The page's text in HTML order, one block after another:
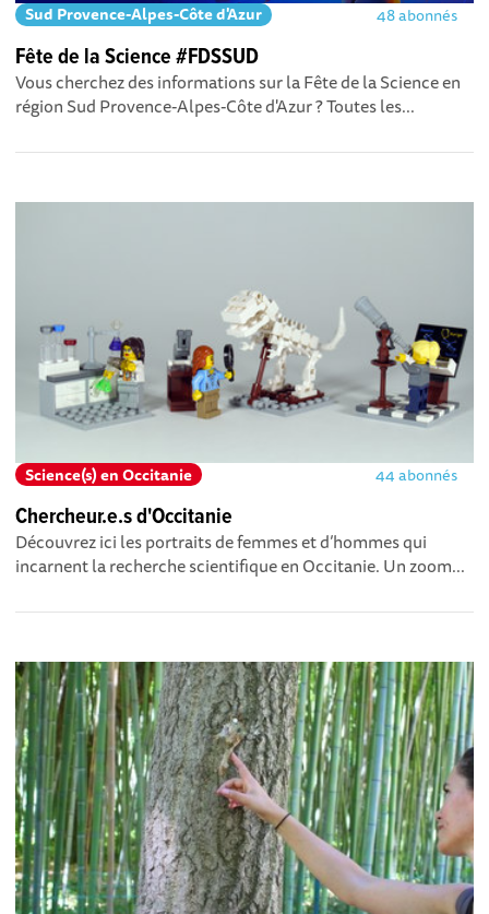
Sud Provence-Alpes-Côte d'Azur 48 abonnés
Fête de la Science #FDSSUD
Vous cherchez des informations sur la Fête de la Science en
région Sud Provence-Alpes-Côte d'Azur ? Toutes les...
Science(s) en Occitanie 44 abonnés
Chercheur.e.s d'Occitanie
Découvrez ici les portraits de femmes et d’hommes qui
incarnent la recherche scientifique en Occitanie. Un zoom...